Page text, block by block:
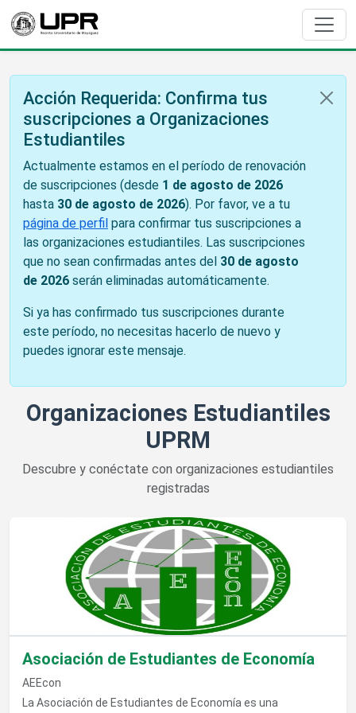
Acción Requerida: Confirma tus
suscripciones a Organizaciones
Estudiantiles
Actualmente estamos en el período de renovación
de suscripciones (desde 1 de agosto de 2026
hasta 30 de agosto de 2026). Por favor, ve a tu
página de perfil para confirmar tus suscripciones a
las organizaciones estudiantiles. Las suscripciones
que no sean confirmadas antes del 30 de agosto
de 2026 serán eliminadas automáticamente.
Si ya has confirmado tus suscripciones durante
este período, no necesitas hacerlo de nuevo y
puedes ignorar este mensaje.
Organizaciones Estudiantiles
UPRM
Descubre y conéctate con organizaciones estudiantiles
registradas
Ver detalles de Asociación de Estudiantes de Economía
Asociación de Estudiantes de Economía
AEEcon
La Asociación de Estudiantes de Economía es una